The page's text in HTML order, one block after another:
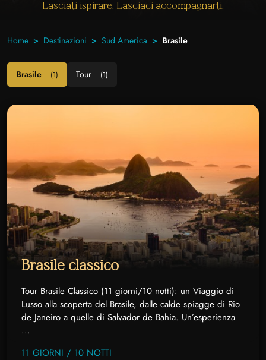
Lasciati ispirare. Lasciaci accompagnarti.
Home Destinazioni Sud America Brasile
Brasile (1) Tour (1)
Brasile classico
Tour Brasile Classico (11 giorni/10 notti): un Viaggio di
Lusso alla scoperta del Brasile, dalle calde spiagge di Rio
de Janeiro a quelle di Salvador de Bahia. Un’esperienza
...
11 GIORNI / 10 NOTTI